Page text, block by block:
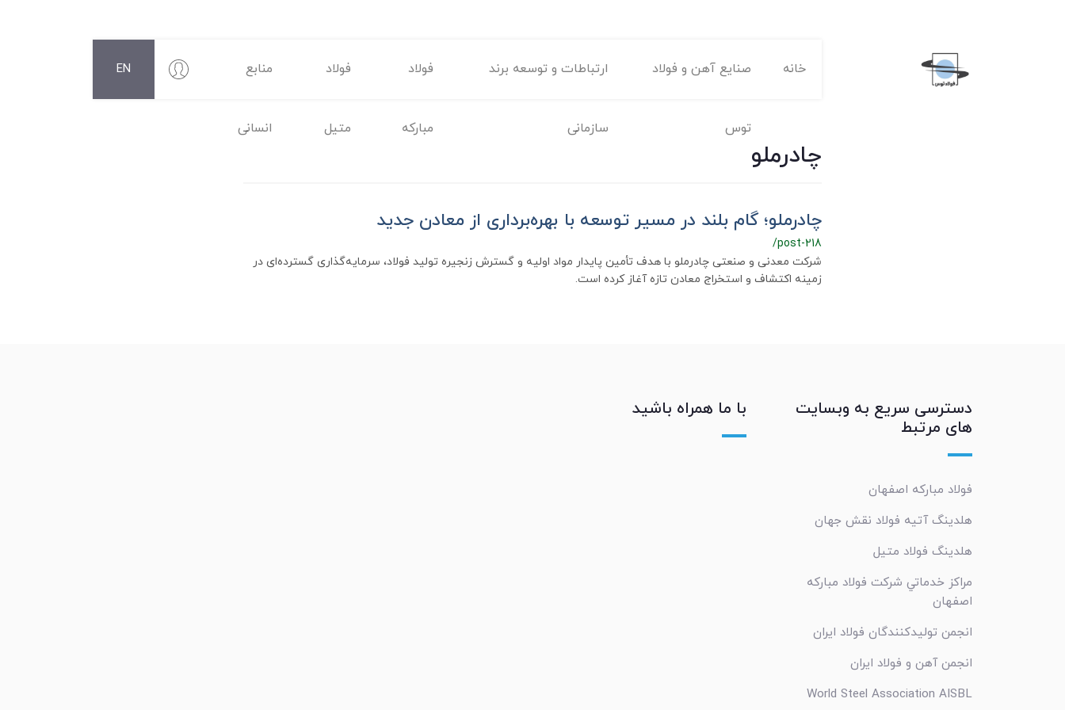
خانه صنایع آهن و فولاد
توس
ارتباطات و توسعه برند
سازمانی
فولاد
مبارکه
فولاد
متیل
منابع
انسانی
EN
چادرملو
چادرملو؛ گام بلند در مسیر توسعه با بهره‌برداری از معادن جدید
/post-218
شرکت معدنی و صنعتی چادرملو با هدف تأمین پایدار مواد اولیه و گسترش زنجیره تولید فولاد، سرمایه‌گذاری گسترده‌ای در
زمینه اکتشاف و استخراج معادن تازه آغاز کرده است.
دسترسی سریع به وبسایت
های مرتبط
فولاد مبارکه اصفهان
هلدینگ آتیه فولاد نقش جهان
هلدینگ فولاد متیل
مراکز خدماتي شرکت فولاد مبارکه
اصفهان
انجمن تولیدکنندگان فولاد ایران
انجمن آهن و فولاد ایران
World Steel Association AISBL
با ما همراه باشید